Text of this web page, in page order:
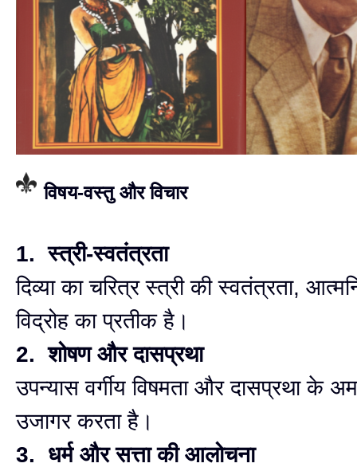
विषय-वस्तु और विचार
1. स्त्री-स्वतंत्रता
दिव्या का चरित्र स्त्री की स्वतंत्रता,
विद्रोह का प्रतीक है।
2. शोषण और दासप्रथा
उपन्यास वर्गीय विषमता और दासप्रथा के
उजागर करता है।
3. धर्म और सत्ता की आलोचना